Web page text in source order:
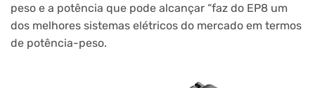
peso e a potência que pode alcançar “faz do EP8 um
dos melhores sistemas elétricos do mercado em termos
de potência-peso.